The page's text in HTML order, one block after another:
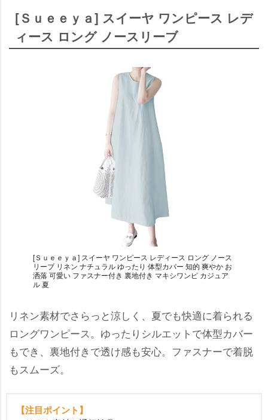
[Ｓｕｅｅｙａ] スイーヤ ワンピース レデ
ィース ロング ノースリーブ
[Ｓｕｅｅｙａ] スイーヤ ワンピース レディース ロング ノース
リーブ リネン ナチュラル ゆったり 体型カバー 知的 爽やか お
洒落 可愛い ファスナー付き 裏地付き マキシワンピ カジュア
ル 夏
リネン素材でさらっと涼しく、夏でも快適に着られる
ロングワンピース。ゆったりシルエットで体型カバー
もでき、裏地付きで透け感も安心。ファスナーで着脱
もスムーズ。
【注目ポイント】